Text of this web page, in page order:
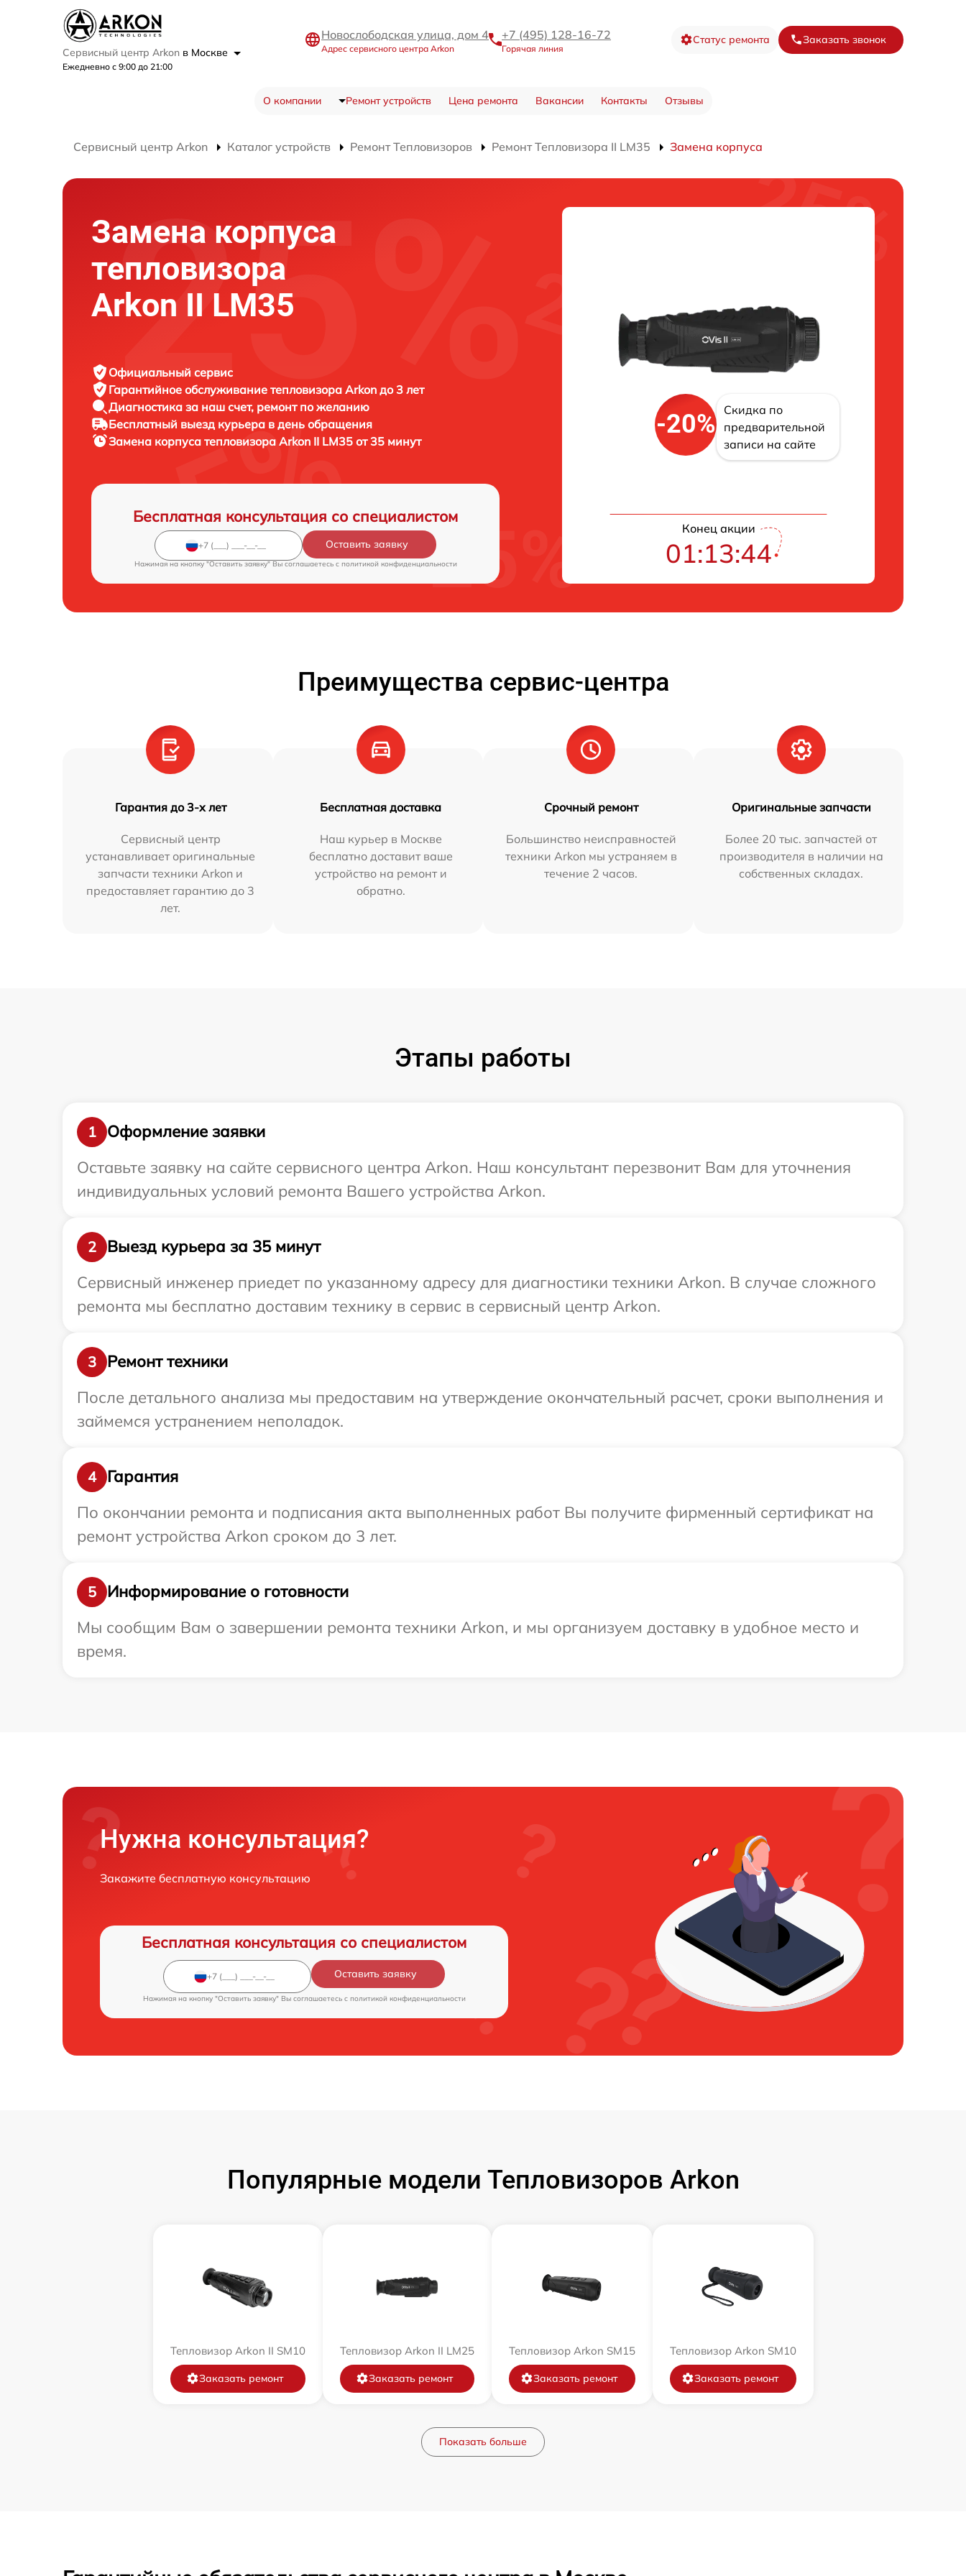
Сервисный центр Arkon в Москве
Ежедневно с 9:00 до 21:00
Новослободская улица, дом 4
Адрес сервисного центра Arkon
+7 (495) 128-16-72
Горячая линия
Статус ремонта Заказать звонок
О компании Ремонт устройств Цена ремонта Вакансии Контакты Отзывы
Сервисный центр Arkon Каталог устройств Ремонт Тепловизоров Ремонт Тепловизора II LM35 Замена корпуса
Замена корпуса
тепловизора
Arkon II LM35
Официальный сервис
Гарантийное обслуживание тепловизора Arkon до 3 лет
Диагностика за наш счет, ремонт по желанию
Бесплатный выезд курьера в день обращения
Замена корпуса тепловизора Arkon II LM35 от 35 минут
Бесплатная консультация со специалистом
Оставить заявку
Нажимая на кнопку "Оставить заявку" Вы соглашаетесь c политикой конфиденциальности
-20%
Скидка по
предварительной
записи на сайте
Конец акции
01:13:43
Преимущества сервис-центра
Гарантия до 3-х лет
Сервисный центр
устанавливает оригинальные
запчасти техники Arkon и
предоставляет гарантию до 3
лет.
Бесплатная доставка
Наш курьер в Москве
бесплатно доставит ваше
устройство на ремонт и
обратно.
Срочный ремонт
Большинство неисправностей
техники Arkon мы устраняем в
течение 2 часов.
Оригинальные запчасти
Более 20 тыс. запчастей от
производителя в наличии на
собственных складах.
Этапы работы
1
Оформление заявки
Оставьте заявку на сайте сервисного центра Arkon. Наш консультант перезвонит Вам для уточнения
индивидуальных условий ремонта Вашего устройства Arkon.
2
Выезд курьера за 35 минут
Сервисный инженер приедет по указанному адресу для диагностики техники Arkon. В случае сложного
ремонта мы бесплатно доставим технику в сервис в сервисный центр Arkon.
3
Ремонт техники
После детального анализа мы предоставим на утверждение окончательный расчет, сроки выполнения и
займемся устранением неполадок.
4
Гарантия
По окончании ремонта и подписания акта выполненных работ Вы получите фирменный сертификат на
ремонт устройства Arkon сроком до 3 лет.
5
Информирование о готовности
Мы сообщим Вам о завершении ремонта техники Arkon, и мы организуем доставку в удобное место и
время.
Нужна консультация?
Закажите бесплатную консультацию
Бесплатная консультация со специалистом
Оставить заявку
Нажимая на кнопку "Оставить заявку" Вы соглашаетесь c политикой конфиденциальности
Популярные модели Тепловизоров Arkon
Тепловизор Arkon II SM10
Заказать ремонт
Тепловизор Arkon II LM25
Заказать ремонт
Тепловизор Arkon SM15
Заказать ремонт
Тепловизор Arkon SM10
Заказать ремонт
Показать больше